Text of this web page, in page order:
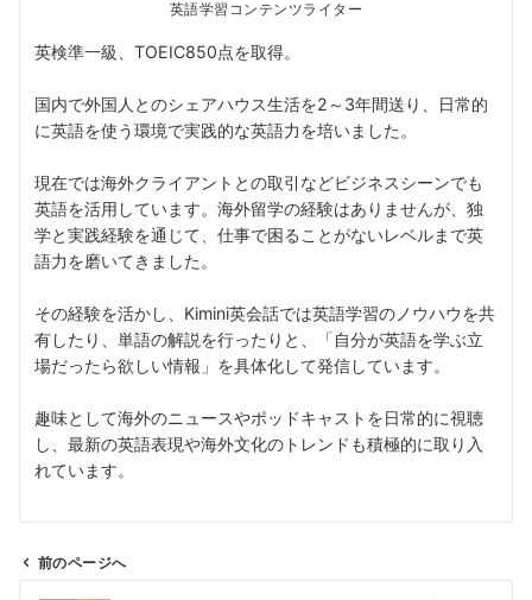
英語学習コンテンツライター
英検準一級、TOEIC850点を取得。
国内で外国人とのシェアハウス生活を2～3年間送り、日常的
に英語を使う環境で実践的な英語力を培いました。
現在では海外クライアントとの取引などビジネスシーンでも
英語を活用しています。海外留学の経験はありませんが、独
学と実践経験を通じて、仕事で困ることがないレベルまで英
語力を磨いてきました。
その経験を活かし、Kimini英会話では英語学習のノウハウを共
有したり、単語の解説を行ったりと、「自分が英語を学ぶ立
場だったら欲しい情報」を具体化して発信しています。
趣味として海外のニュースやポッドキャストを日常的に視聴
し、最新の英語表現や海外文化のトレンドも積極的に取り入
れています。
前のページへ